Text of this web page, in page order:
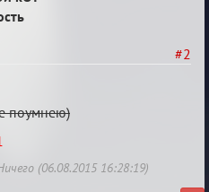
#2
поумнею)
(06.08.2015 16:28:19)